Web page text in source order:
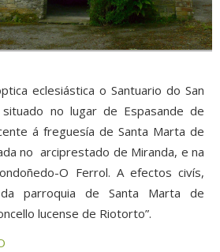
eclesiástica o Santuario do San
no lugar de Espasande de
á freguesía de Santa Marta de
no arciprestado de Miranda, e na
O Ferrol. A efectos civís,
parroquia de Santa Marta de
lucense de Riotorto”.